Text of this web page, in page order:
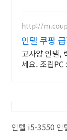
금 만나 보세요
http://
인텔 쿠팡
고사양 인텔,
세요. 조립PC
인텔 i5-3550 인